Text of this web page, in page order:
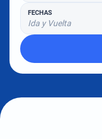
FECHAS
Ida y Vuelta